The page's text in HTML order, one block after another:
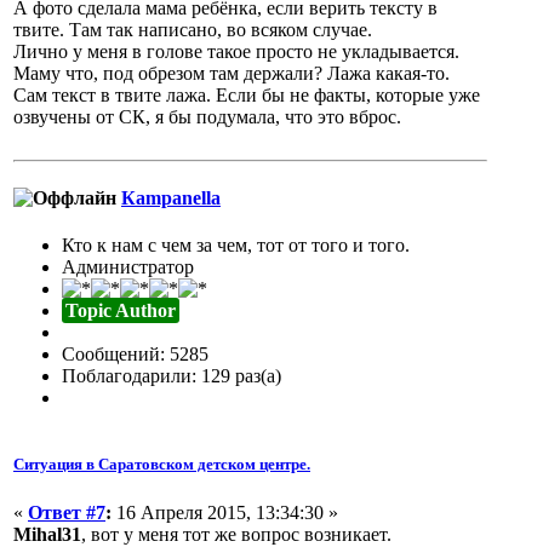
А фото сделала мама ребёнка, если верить тексту в
твите. Там так написано, во всяком случае.
Лично у меня в голове такое просто не укладывается.
Маму что, под обрезом там держали? Лажа какая-то.
Сам текст в твите лажа. Если бы не факты, которые уже
озвучены от СК, я бы подумала, что это вброс.
Кampanella
Кто к нам с чем за чем, тот от того и того.
Администратор
Topic Author
Сообщений: 5285
Поблагодарили: 129 раз(а)
Ситуация в Саратовском детском центре.
« Ответ #7: 16 Апреля 2015, 13:34:30 »
Mihal31, вот у меня тот же вопрос возникает.